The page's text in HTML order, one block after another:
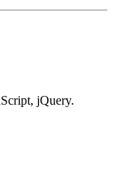
jQuery.